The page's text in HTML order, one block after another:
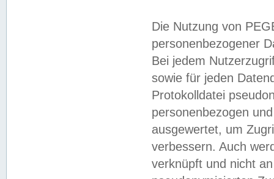
Die Nutzung von
personenbezogener
Bei jedem
sowie für jeden
Protokolldatei
personenbezogen
ausgewertet, um
verbessern. Auch
verknüpft und nicht